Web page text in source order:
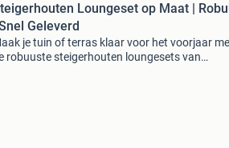
Loungeset op Maat |
Geleverd
je tuin of terras klaar voor het voorjaar
robuuste steigerhouten loungesets van